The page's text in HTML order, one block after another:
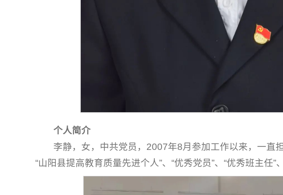
个人简介
李静，女，中共党员，2007年8月参加工作以来，一直
“山阳县提高教育质量先进个人”、“优秀党员”、“优秀班主任”